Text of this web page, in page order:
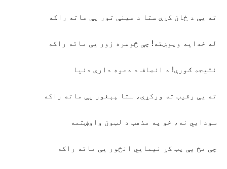
ته یې د ځان کړې ستا د مینې تور یې ماته راکه
له خدایه وپوښته! چې څومره زور یې ماته راکه
نتیجه ګورې! د انصاف د دعوه دارې دنیا
ته یې رقیب ته ورکړې، ستا پېغور یې ماته راکه
سودایي نه، خو په مذهب د لټون واوښتمه
چې مخ يې پټ کړ نیمایي انځور یې ماته راکه